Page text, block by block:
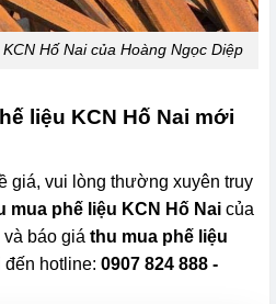
Hố Nai của Hoàng Ngọc Diệp
liệu KCN Hố Nai mới
giá, vui lòng thường xuyên truy
mua phế liệu KCN Hố Naicủa
báo giá thu mua phế liệu
đến hotline: 0907 824 888 -